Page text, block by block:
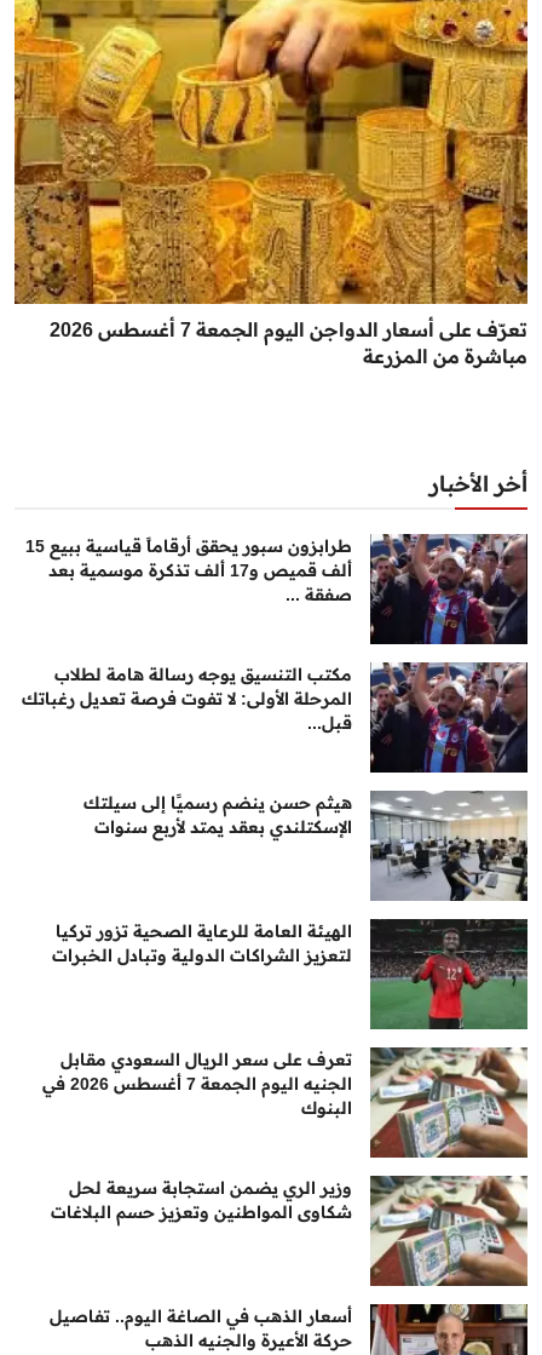
تعرّف على أسعار الدواجن اليوم الجمعة 7 أغسطس 2026
مباشرة من المزرعة
أخر الأخبار
طرابزون سبور يحقق أرقاماً قياسية ببيع 15
ألف قميص و17 ألف تذكرة موسمية بعد
صفقة ...
مكتب التنسيق يوجه رسالة هامة لطلاب
المرحلة الأولى: لا تفوت فرصة تعديل رغباتك
قبل...
هيثم حسن ينضم رسميًا إلى سيلتك
الإسكتلندي بعقد يمتد لأربع سنوات
الهيئة العامة للرعاية الصحية تزور تركيا
لتعزيز الشراكات الدولية وتبادل الخبرات
تعرف على سعر الريال السعودي مقابل
الجنيه اليوم الجمعة 7 أغسطس 2026 في
البنوك
وزير الري يضمن استجابة سريعة لحل
شكاوى المواطنين وتعزيز حسم البلاغات
أسعار الذهب في الصاغة اليوم.. تفاصيل
حركة الأعيرة والجنيه الذهب